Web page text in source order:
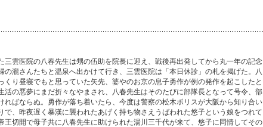
三雲医院の八春先生は甥の伍助を院長に迎え、戦後再出発してから丸一年の記念
の瀧さんたちと温泉へ出かけて行き、三雲医院は「本日休診」の札を掲げた。八
くり昼寝でもと思っていた矢先、婆やのお京の息子勇作が例の発作を起こしたと
活の悪夢にまだ折々なやまされ、八春先生はそのたびに部隊長となって号令、部
ればならぬ。勇作が落ち着いたら、今度は警察の松木ポリスが大阪から知り合い
で、昨夜遅く暴漢に襲われたあげく持ち物さえうばわれた悠子という娘をつれて
王切開で母子共に八春先生に助けられた湯川三千代が来て、悠子に同情してその